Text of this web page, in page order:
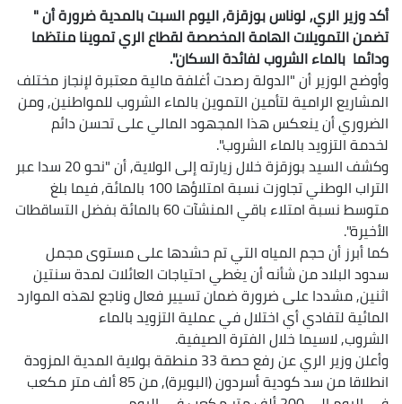
أكد وزير الري, لوناس بوزقزة, اليوم السبت بالمدية ضرورة أن "
تضمن التمويلات الهامة المخصصة لقطاع الري تموينا منتظما
ودائما بالماء الشروب لفائدة السكان".
وأوضح الوزير أن "الدولة رصدت أغلفة مالية معتبرة لإنجاز مختلف
المشاريع الرامية لتأمين التموين بالماء الشروب للمواطنين, ومن
الضروري أن ينعكس هذا المجهود المالي على تحسن دائم
لخدمة التزويد بالماء الشروب".
وكشف السيد بوزقزة خلال زيارته إلى الولاية, أن "نحو 20 سدا عبر
التراب الوطني تجاوزت نسبة امتلاؤها 100 بالمائة, فيما بلغ
متوسط نسبة امتلاء باقي المنشآت 60 بالمائة بفضل التساقطات
الأخيرة".
كما أبرز أن حجم المياه التي تم حشدها على مستوى مجمل
سدود البلاد من شأنه أن يغطي احتياجات العائلات لمدة سنتين
اثنين, مشددا على ضرورة ضمان تسيير فعال وناجع لهذه الموارد
المائية لتفادي أي اختلال في عملية التزويد بالماء
الشروب, لاسيما خلال الفترة الصيفية.
وأعلن وزير الري عن رفع حصة 33 منطقة بولاية المدية المزودة
انطلاقا من سد كودية أسردون (البويرة), من 85 ألف متر مكعب